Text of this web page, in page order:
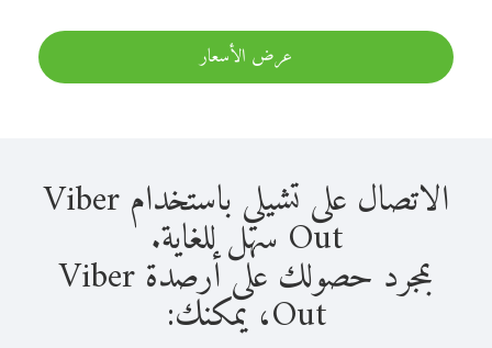
عرض الأسعار
الاتصال على تشيلي باستخدام Viber
Out سهل للغاية.
بمجرد حصولك على أرصدة Viber
Out، يمكنك: